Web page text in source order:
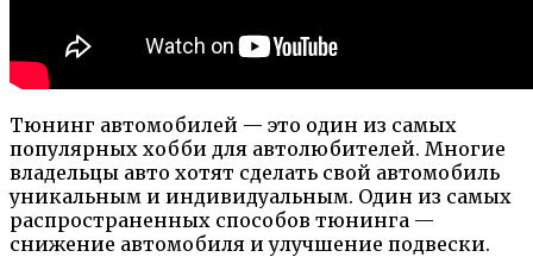
Тюнинг автомобилей — это один из самых
популярных хобби для автолюбителей. Многие
владельцы авто хотят сделать свой автомобиль
уникальным и индивидуальным. Один из самых
распространенных способов тюнинга —
снижение автомобиля и улучшение подвески.